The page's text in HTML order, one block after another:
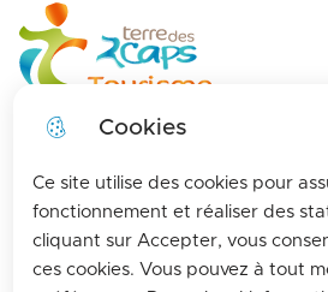
Cookies
Ce site utilise des cookies pour
fonctionnement et réaliser des
cliquant sur Accepter, vous
ces cookies. Vous pouvez à tout
Skip to
menu
Skip to
search
Skip
Pour vous tenir informés de
terre des 2 caps, inscrivez-
d'information de l'office de
Terre des 2 caps
Atelier numérique